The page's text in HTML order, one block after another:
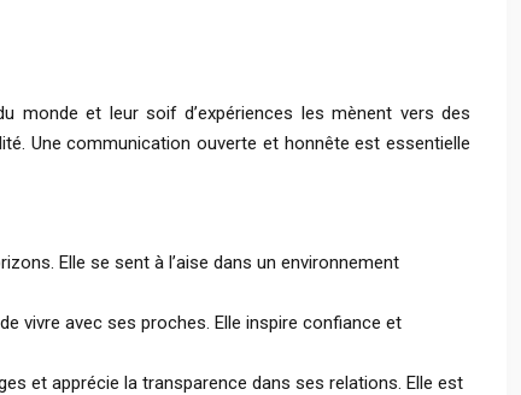
monde et leur soif d’expériences les mènent vers des
Une communication ouverte et honnête est essentielle
Elle se sent à l’aise dans un environnement
vivre avec ses proches. Elle inspire confiance et
et apprécie la transparence dans ses relations. Elle est